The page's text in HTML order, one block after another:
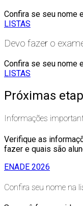
Confira se seu nome
LISTAS
Devo fazer o
Confira se seu nome
LISTAS
Próximas
Informações
Verifique as
fazer e quais são
ENADE 2026
Confira seu nome na